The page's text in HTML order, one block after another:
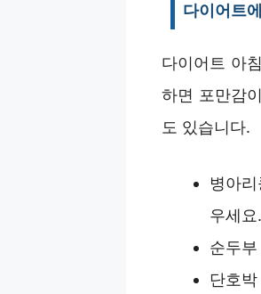
다이어트
다이어트 아
하면 포만감
도 있습니다.
병아
우세요.
순두
단호